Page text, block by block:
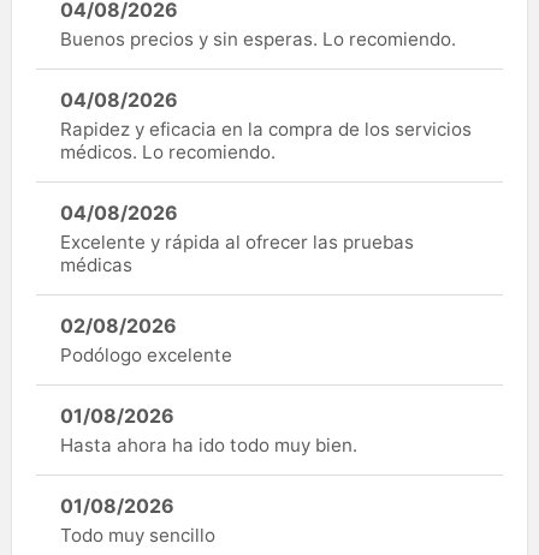
04/08/2026
Buenos precios y sin esperas. Lo recomiendo.
04/08/2026
Rapidez y eficacia en la compra de los servicios
médicos. Lo recomiendo.
04/08/2026
Excelente y rápida al ofrecer las pruebas
médicas
02/08/2026
Podólogo excelente
01/08/2026
Hasta ahora ha ido todo muy bien.
01/08/2026
Todo muy sencillo